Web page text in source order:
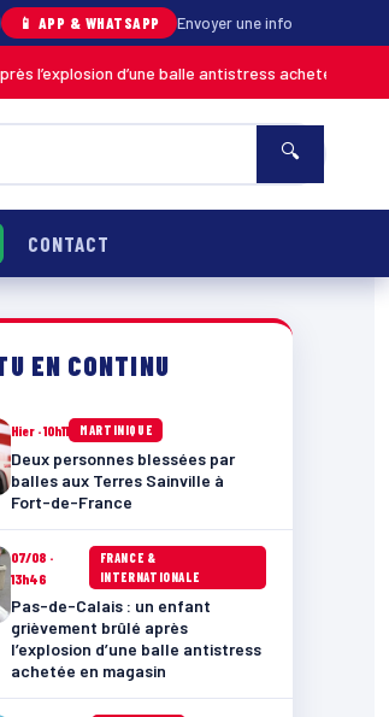
📱 APP & WHATSAPP Envoyer une info
d’une balle antistress achetée en magasin
🔍
CONTACT
EN CONTINU
Hier · 10h11 MARTINIQUE
Deux personnes blessées par
balles aux Terres Sainville à
Fort-de-France
07/08 ·
13h46
FRANCE &
INTERNATIONALE
Pas-de-Calais : un enfant
grièvement brûlé après
l’explosion d’une balle antistress
achetée en magasin